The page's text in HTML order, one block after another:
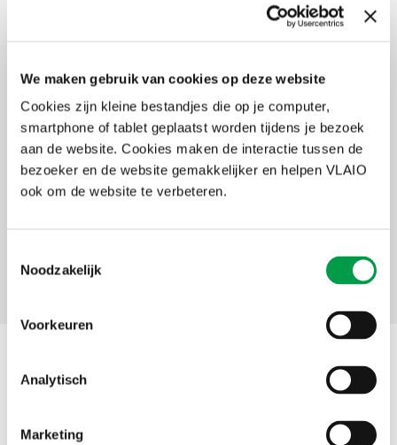
We maken gebruik van cookies op deze website
Cookies zijn kleine bestandjes die op je computer,
smartphone of tablet geplaatst worden tijdens je bezoek
aan de website. Cookies maken de interactie tussen de
bezoeker en de website gemakkelijker en helpen VLAIO
ook om de website te verbeteren.
Noodzakelijk
Voorkeuren
Analytisch
Marketing
De Vlaamse regering keurde op 4 maart 2016 het besluitgoed
ontsluiten van onbenut economisch potentieel en de realisatie van
competitiviteitsverhogingen bij Vlaamse ondernemingen, via een
actieve en duurzame samenwerking tussen actoren.
Er wordt steun voorzien voor innovatieve bedrijfsnetwerken en
voor een beperkt aantalspeerpuntclusters.
Contact
BVR inzake steun voor innovatieclusters in Vlaanderen